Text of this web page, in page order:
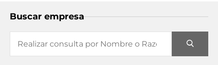
Buscar empresa